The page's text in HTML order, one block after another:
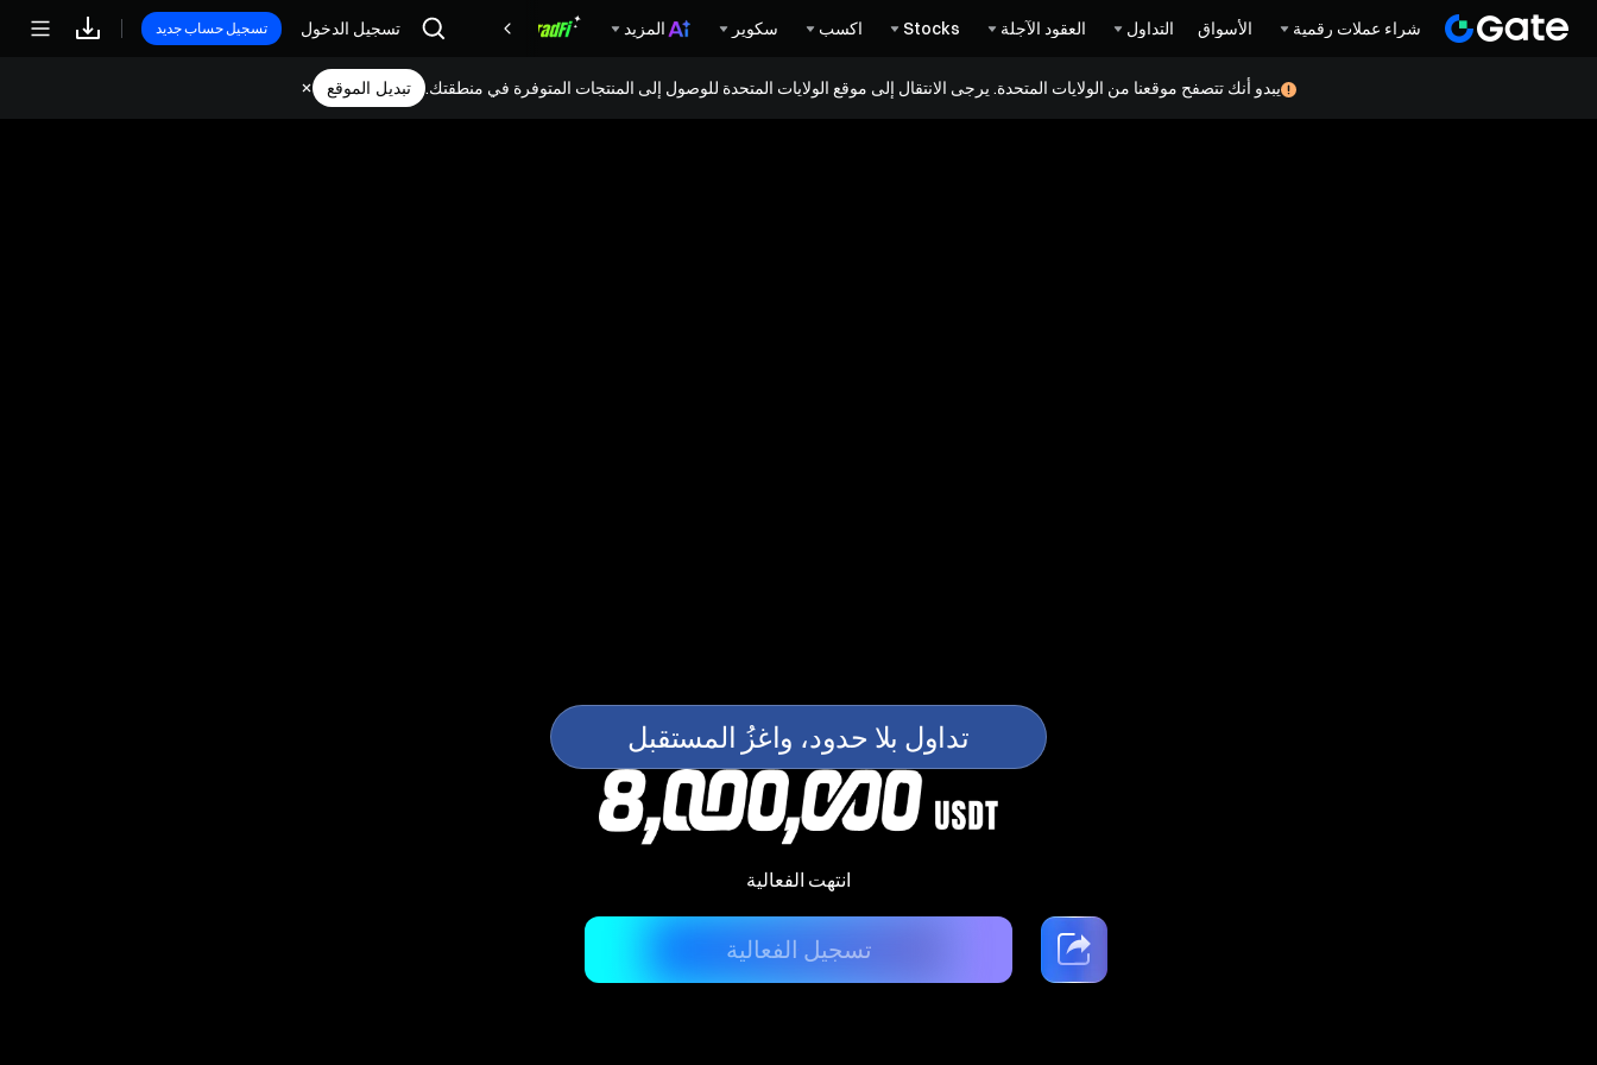
شراء عملات رقمية الأسواق التداول العقود الآجلة Stocks اكسب سكوير المزيد مكافآتتسجيل الدخول تسجيل حساب جديد
يبدو أنك تتصفح موقعنا من الولايات المتحدة. يرجى الانتقال إلى موقع الولايات المتحدة للوصول إلى المنتجات المتوفرة في منطقتك. تبديل الموقع
تداول بلا حدود، واغزُ المستقبل
انتهت الفعالية
تسجيل الفعالية